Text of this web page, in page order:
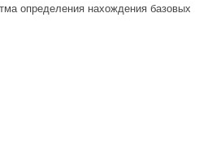
определения нахождения базовых